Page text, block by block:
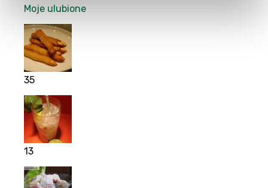
Moje ulubione
35
13